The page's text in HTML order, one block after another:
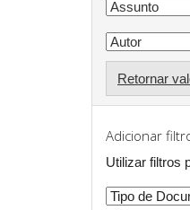
Retornar
Adicionar
Utilizar filtros